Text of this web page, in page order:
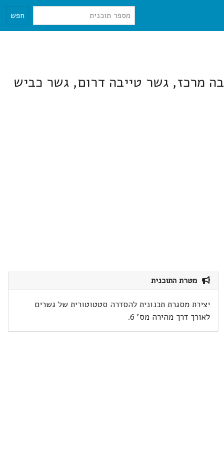
חפש
בגשר טייבה צפון, גשר טייבה מרכז, גשר טייבה דרום, גשר כביש
מטרת התוכנית
יצירת מסגרת תכנונית להסדרה סטטוטורית של גשרים
לאורך דרך מהירה מס' 6.